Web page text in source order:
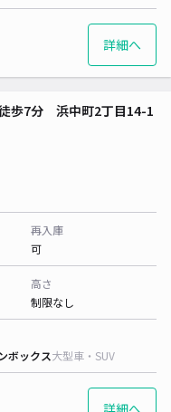
詳細へ
歩7分 浜中町2丁目14-1
再入庫
可
高さ
制限なし
ボックス大型車・SUV
詳細へ